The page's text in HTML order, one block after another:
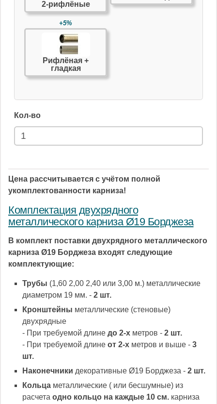
2-рифлёные
+5%
Рифлёная +
гладкая
Кол-во
Цена рассчитывается с учётом полной
укомплектованности карниза!
Комплектация двухрядного
металлического карниза Ø19 Борджеза
В комплект поставки двухрядного металлического
карниза Ø19 Борджеза входят следующие
комплектующие:
Трубы (1,60 2,00 2,40 или 3,00 м.) металлические
диаметром 19 мм. - 2 шт.
Кронштейны металлические (стеновые)
двухрядные
- При требуемой длине до 2-хметров - 2 шт.
- При требуемой длине от 2-хметров и выше - 3
шт.
Наконечники декоративные Ø19 Борджеза - 2 шт.
Кольцаметаллические ( или бесшумные) из
расчета одно кольцо на каждые 10 см.карниза